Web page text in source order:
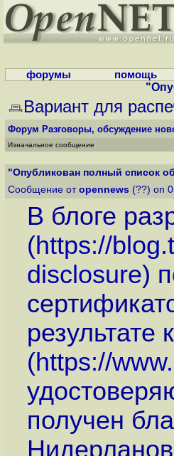
форумы помощь
Вариант для
Форум Разговоры, обсуждение
Изначальное сообщение
"Опубликован полный список
Сообщение от opennews (??) on
В блоге
(https://
disclosure)
результате
(https://
получен